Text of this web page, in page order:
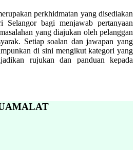
perkhidmatan yang disediakan
Selangor bagi menjawab pertanyaan
yang diajukan oleh pelanggan
Setiap soalan dan jawapan yang
di sini mengikut kategori yang
rujukan dan panduan kepada